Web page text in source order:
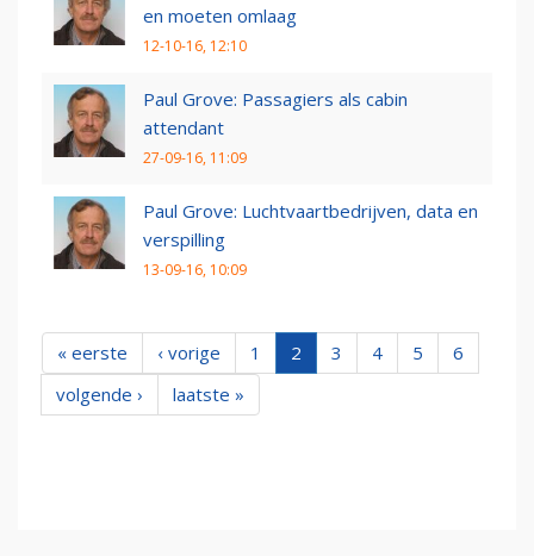
en moeten omlaag
12-10-16, 12:10
Paul Grove: Passagiers als cabin
attendant
27-09-16, 11:09
Paul Grove: Luchtvaartbedrijven, data en
verspilling
13-09-16, 10:09
« eerste ‹ vorige 1 2 3 4 5
6
volgende ›
laatste »